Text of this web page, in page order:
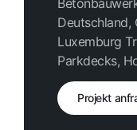
Deutschland,
Luxemburg
Parkdecks,
Projekt